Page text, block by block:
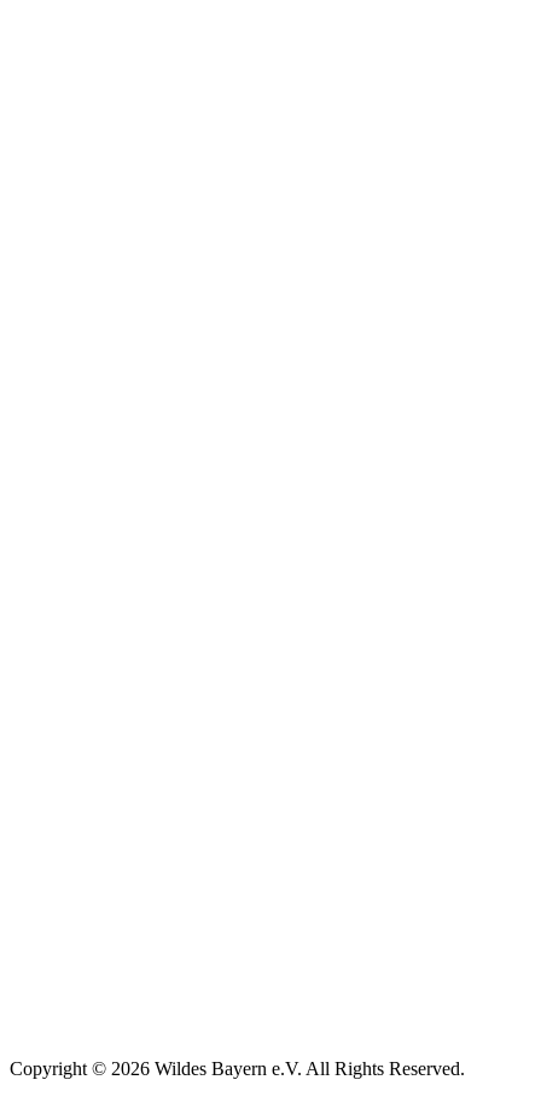
Copyright © 2026 Wildes Bayern e.V. All Rights Reserved.